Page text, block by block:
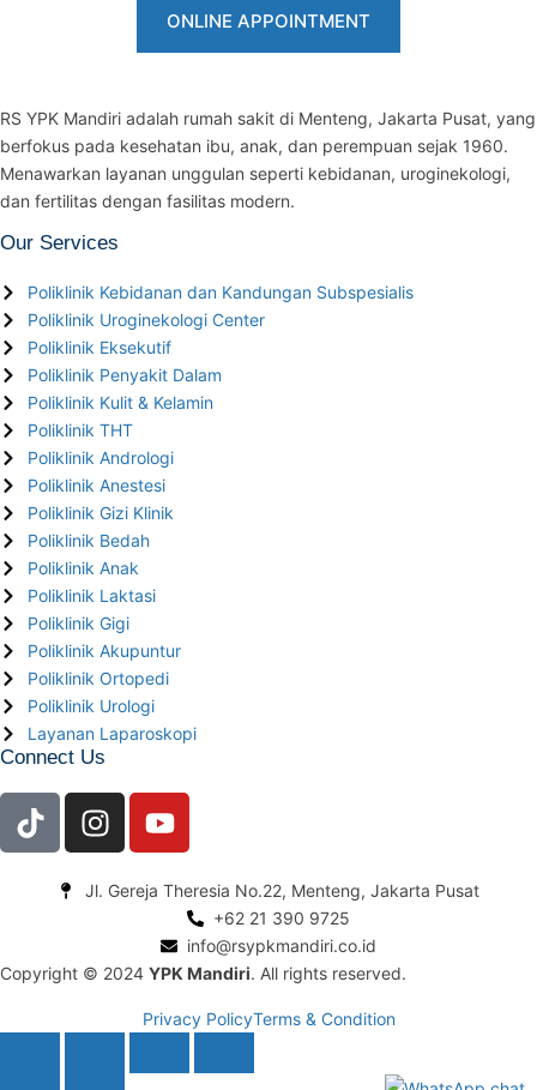
ONLINE APPOINTMENT
RS YPK Mandiri adalah rumah sakit di Menteng, Jakarta Pusat, yang
berfokus pada kesehatan ibu, anak, dan perempuan sejak 1960.
Menawarkan layanan unggulan seperti kebidanan, uroginekologi,
dan fertilitas dengan fasilitas modern.
Our Services
Poliklinik Kebidanan dan Kandungan Subspesialis
Poliklinik Uroginekologi Center
Poliklinik Eksekutif
Poliklinik Penyakit Dalam
Poliklinik Kulit & Kelamin
Poliklinik THT
Poliklinik Andrologi
Poliklinik Anestesi
Poliklinik Gizi Klinik
Poliklinik Bedah
Poliklinik Anak
Poliklinik Laktasi
Poliklinik Gigi
Poliklinik Akupuntur
Poliklinik Ortopedi
Poliklinik Urologi
Layanan Laparoskopi
Connect Us
Jl. Gereja Theresia No.22, Menteng, Jakarta Pusat
+62 21 390 9725
info@rsypkmandiri.co.id
Copyright © 2024 YPK Mandiri. All rights reserved.
Privacy PolicyTerms & Condition